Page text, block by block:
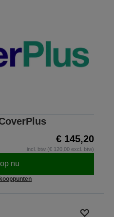
€ 145,20
incl. btw (€ 120,00 excl. btw)
nu